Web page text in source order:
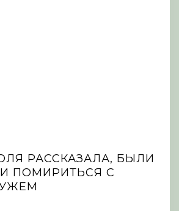
РАССКАЗАЛА, БЫЛИ
ПОМИРИТЬСЯ С